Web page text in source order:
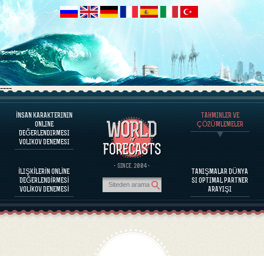
----
İNSAN KARAKTERININ
ONLINE
DEĞERLENDIRMESI
VOLIKOV DENEMESI
İLIŞKİLERİN ONLİNE
DEĞERLENDİRMESİ
VOLİKOV DENEMESİ
· SINCE. 2004 ·
TAHMINLER VE
ÇÖZÜMLEMELER
TANIŞMALAR DÜNYA
SI OPTIMAL PARTNER
ARAYIŞI
PROGRAM HAKKINDA
İNSAN KARAKTERINI DEĞERLENDIRINIZ
ÜNLÜ KIŞILIKLERI KARAKTER DEĞERLENDIRILMESI
PROGRAM HAKKINDA
PARTNERLERIN BAĞDAŞABILIRLIĞINI DEĞERLENDIRINIZ
TAHMINLER VE ÇÖZÜMLEMELER